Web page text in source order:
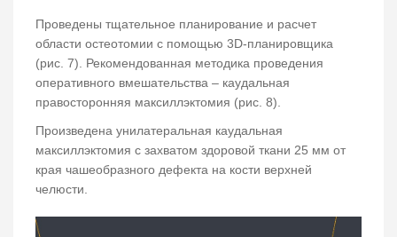
Проведены тщательное планирование и расчет
области остеотомии с помощью 3D-планировщика
(рис. 7). Рекомендованная методика проведения
оперативного вмешательства – каудальная
правосторонняя максиллэктомия (рис. 8).
Произведена унилатеральная каудальная
максиллэктомия с захватом здоровой ткани 25 мм от
края чашеобразного дефекта на кости верхней
челюсти.